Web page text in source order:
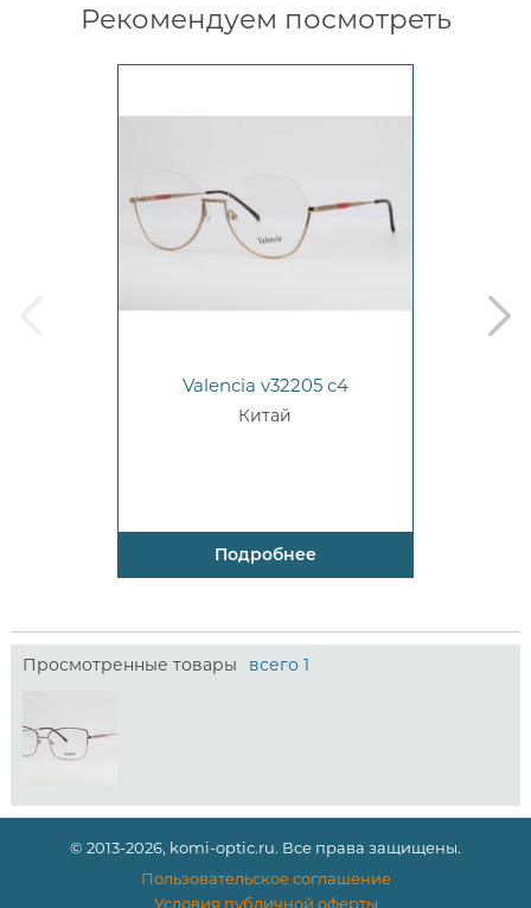
Рекомендуем посмотреть
Valencia v32205 c4
Китай
Подробнее
next
Просмотренные товары всего 1
© 2013-2026, komi-optic.ru. Все права защищены.
Пользовательское соглашение
Условия публичной оферты